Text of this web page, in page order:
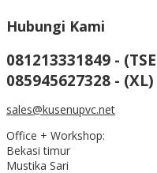
Hubungi Kami
081213331849 -
085945627328 - (XL)
sales@kusenupvc.net
Office + Workshop:
Bekasi timur
Mustika Sari